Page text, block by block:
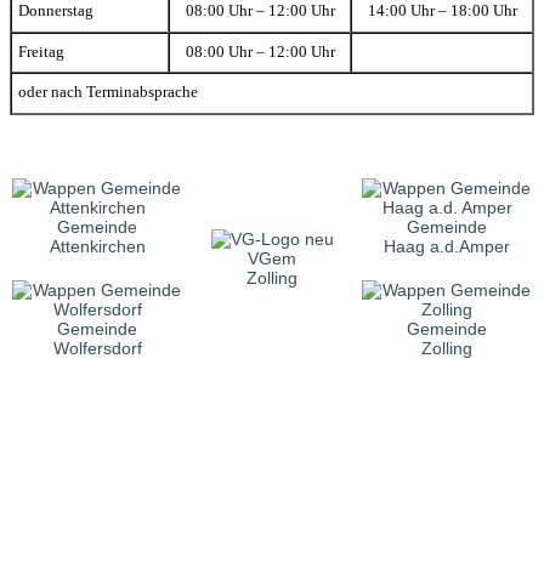
Donnerstag 08:00 Uhr – 12:00 Uhr 14:00 Uhr – 18:00 Uhr
Freitag 08:00 Uhr – 12:00 Uhr
oder nach Terminabsprache
Gemeinde
Attenkirchen
VGem
Zolling
Gemeinde
Haag a.d.Amper
Gemeinde
Wolfersdorf
Gemeinde
Zolling